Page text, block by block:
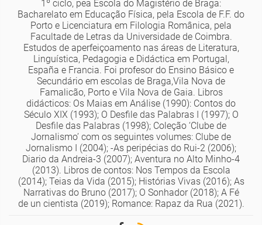
1º ciclo, pea Escola do Magistério de Braga:
Bacharelato em Educação Física, pela Escola de F.F. do
Porto e Licenciatura em Filologia Românica, pela
Facultade de Letras da Universidade de Coimbra.
Estudos de aperfeiçoamento nas áreas de Literatura,
Linguística, Pedagogia e Didáctica em Portugal,
España e Francia. Foi profesor do Ensino Básico e
Secundário em escolas de Braga,Vila Nova de
Famalicão, Porto e Vila Nova de Gaia. Libros
didácticos: Os Maias em Análise (1990): Contos do
Século XIX (1993); O Desfile das Palabras I (1997); O
Desfile das Palabras (1998); Coleção ‘Clube de
Jornalismo’ com os seguintes volumes: Clube de
Jornalismo I (2004); -As peripécias do Rui-2 (2006);
Diario da Andreia-3 (2007); Aventura no Alto Minho-4
(2013). Libros de contos: Nos Tempos da Escola
(2014); Teias da Vida (2015); Histórias Vivas (2016); As
Narrativas do Bruno (2017); O Sonhador (2018); A Fé
de un cientista (2019); Romance: Rapaz da Rua (2021).